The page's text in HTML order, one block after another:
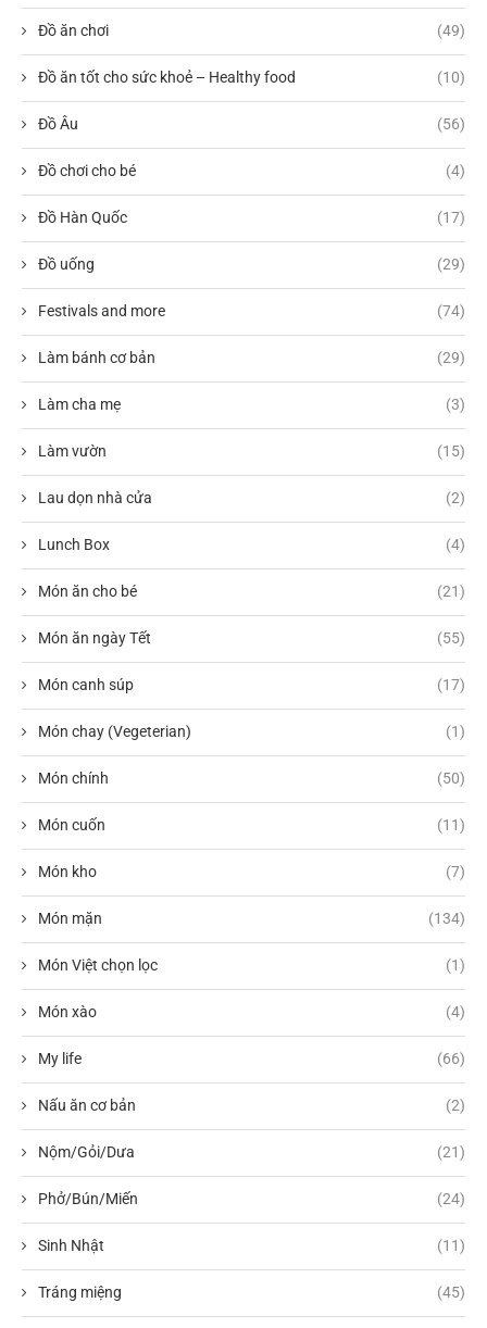
Đồ ăn chơi (49)
Đồ ăn tốt cho sức khoẻ – Healthy food (10)
Đồ Âu (56)
Đồ chơi cho bé (4)
Đồ Hàn Quốc (17)
Đồ uống (29)
Festivals and more (74)
Làm bánh cơ bản (29)
Làm cha mẹ (3)
Làm vườn (15)
Lau dọn nhà cửa (2)
Lunch Box (4)
Món ăn cho bé (21)
Món ăn ngày Tết (55)
Món canh súp (17)
Món chay (Vegeterian) (1)
Món chính (50)
Món cuốn (11)
Món kho (7)
Món mặn (134)
Món Việt chọn lọc (1)
Món xào (4)
My life (66)
Nấu ăn cơ bản (2)
Nộm/Gỏi/Dưa (21)
Phở/Bún/Miến (24)
Sinh Nhật (11)
Tráng miệng (45)